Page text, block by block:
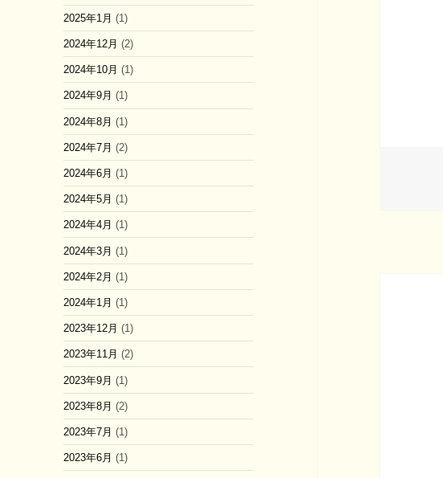
2025年1月 (1)
2024年12月 (2)
2024年10月 (1)
2024年9月 (1)
2024年8月 (1)
2024年7月 (2)
2024年6月 (1)
2024年5月 (1)
2024年4月 (1)
2024年3月 (1)
2024年2月 (1)
2024年1月 (1)
2023年12月 (1)
2023年11月 (2)
2023年9月 (1)
2023年8月 (2)
2023年7月 (1)
2023年6月 (1)